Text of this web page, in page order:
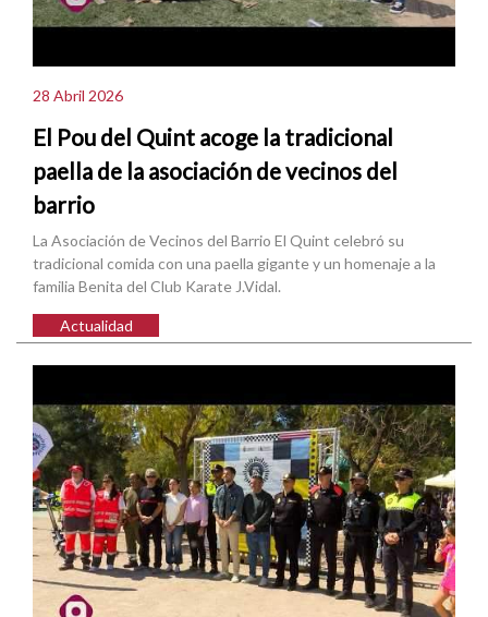
28 Abril 2026
El Pou del Quint acoge la tradicional
paella de la asociación de vecinos del
barrio
La Asociación de Vecinos del Barrio El Quint celebró su
tradicional comida con una paella gigante y un homenaje a la
familia Benita del Club Karate J.Vidal.
Actualidad